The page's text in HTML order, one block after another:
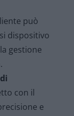
può
dispositivo
gestione
con il
e